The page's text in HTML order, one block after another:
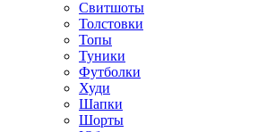
Свитшоты
Толстовки
Топы
Туники
Футболки
Худи
Шапки
Шорты